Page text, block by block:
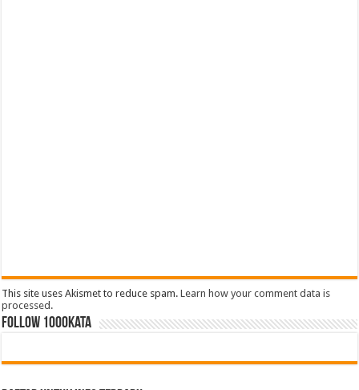
This site uses Akismet to reduce spam.Learn how your comment data is
processed.
FOLLOW 1000kata